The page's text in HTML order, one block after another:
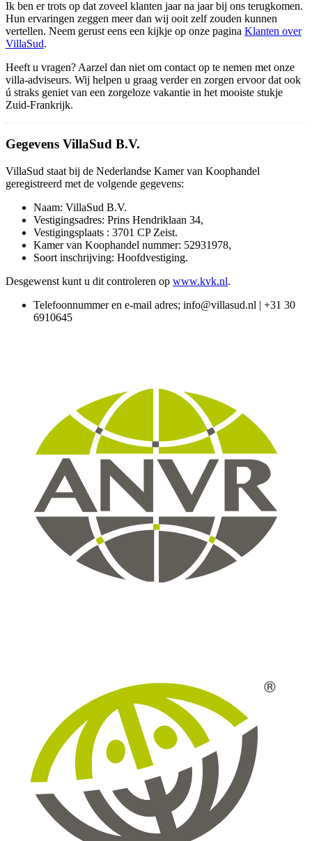
Ik ben er trots op dat zoveel klanten jaar na jaar bij ons terugkomen.
Hun ervaringen zeggen meer dan wij ooit zelf zouden kunnen
vertellen. Neem gerust eens een kijkje op onze pagina Klanten over
VillaSud.
Heeft u vragen? Aarzel dan niet om contact op te nemen met onze
villa-adviseurs. Wij helpen u graag verder en zorgen ervoor dat ook
ú straks geniet van een zorgeloze vakantie in het mooiste stukje
Zuid-Frankrijk.
Gegevens VillaSud B.V.
VillaSud staat bij de Nederlandse Kamer van Koophandel
geregistreerd met de volgende gegevens:
Naam: VillaSud B.V.
Vestigingsadres: Prins Hendriklaan 34,
Vestigingsplaats : 3701 CP Zeist.
Kamer van Koophandel nummer: 52931978,
Soort inschrijving: Hoofdvestiging.
Desgewenst kunt u dit controleren op www.kvk.nl.
Telefoonnummer en e-mail adres; info@villasud.nl | +31 30
6910645